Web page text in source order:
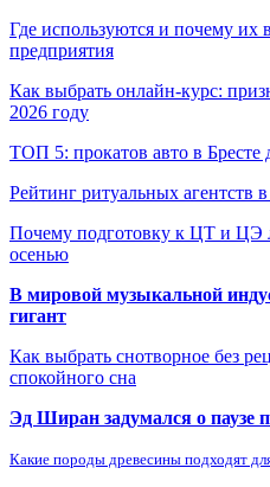
Где используются и почему
предприятия
Как выбрать онлайн-курс:
2026 году
ТОП 5: прокатов авто в Бресте
Рейтинг ритуальных агентств
Почему подготовку к ЦТ и ЦЭ
осенью
В мировой музыкальной
гигант
Как выбрать снотворное без
спокойного сна
Эд Ширан задумался о паузе
Какие породы древесины подходят